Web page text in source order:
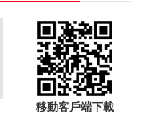
移動客戶端下載